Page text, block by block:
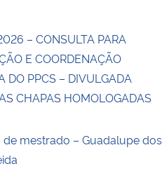
– CONSULTA PARA
E COORDENAÇÃO
DO PPCS – DIVULGADA
CHAPAS HOMOLOGADAS
mestrado – Guadalupe dos